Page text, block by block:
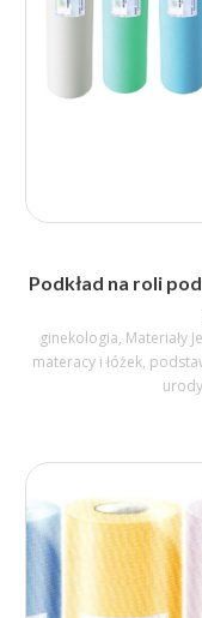
Podkład na roli
ginekologia, Materiały
materacy i łóżek,